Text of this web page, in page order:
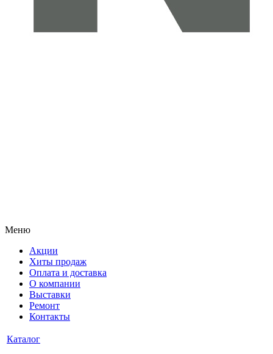
Меню
Акции
Хиты продаж
Оплата и доставка
О компании
Выставки
Ремонт
Контакты
Каталог